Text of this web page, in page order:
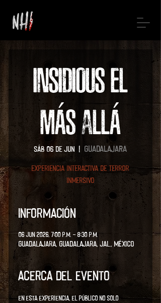
INSIDIOUS EL
MÁS ALLÁ
sáb 06 de jun
  |
Guadalajara
Experiencia interactiva de terror
inmersivo
Información
06 jun 2026, 7:00 p.m. – 8:30 p.m.
Guadalajara, Guadalajara, Jal., México
Acerca del evento
En esta experiencia, el público no solo